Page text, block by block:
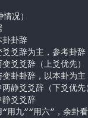
况）
本卦卦辞
卦变爻爻辞为主，参考卦辞
卦两变爻爻辞（上爻优先
卦与变卦卦辞，以本卦为主
卦中两静爻爻辞（下爻
中静爻爻辞
卦用“用九”“用六”，余卦